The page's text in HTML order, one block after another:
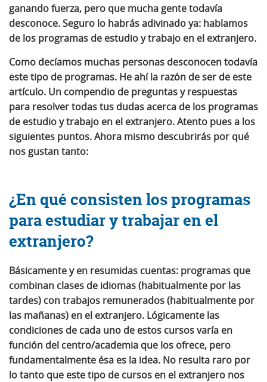
ganando fuerza, pero que mucha gente todavía
desconoce. Seguro lo habrás adivinado ya: hablamos
de los programas de estudio y trabajo en el extranjero.
Como decíamos muchas personas desconocen todavía
este tipo de programas. He ahí la razón de ser de este
artículo. Un compendio de preguntas y respuestas
para resolver todas tus dudas acerca de los programas
de estudio y trabajo en el extranjero. Atento pues a los
siguientes puntos. Ahora mismo descubrirás por qué
nos gustan tanto:
¿En qué consisten los programas
para estudiar y trabajar en el
extranjero?
Básicamente y en resumidas cuentas: programas que
combinan clases de idiomas (habitualmente por las
tardes) con trabajos remunerados (habitualmente por
las mañanas) en el extranjero. Lógicamente las
condiciones de cada uno de estos cursos varía en
función del centro/academia que los ofrece, pero
fundamentalmente ésa es la idea. No resulta raro por
lo tanto que este tipo de cursos en el extranjero nos